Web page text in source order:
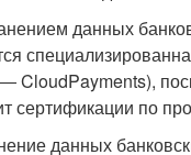
данных
CloudPayments),
сертификации по
данных